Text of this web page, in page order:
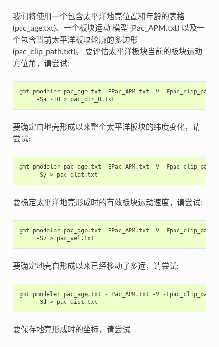
我们将使用一个包含太平洋地壳位置和年龄的表格
(pac_age.txt)、一个板块运动 模型 (Pac_APM.txt) 以及一
个包含当前太平洋板块轮廓的多边形
(pac_clip_path.txt)。 要评估太平洋板块当前的板块运动
方位角，请尝试:
gmt pmodeler pac_age.txt -EPac_APM.txt -V
-
-Sa
-T0 >
要确定自地壳形成以来整个太平洋板块的纬度变化，请
尝试:
gmt pmodeler pac_age.txt -EPac_APM.txt -V
-
-Sy >
要确定太平洋地壳形成时的有效板块运动速度，请尝试:
gmt pmodeler pac_age.txt -EPac_APM.txt -V
-
-Sv >
要确定地壳自形成以来已经移动了多远，请尝试:
gmt pmodeler pac_age.txt -EPac_APM.txt -V
-
-Sd
>
要保存地壳形成时的坐标，请尝试: